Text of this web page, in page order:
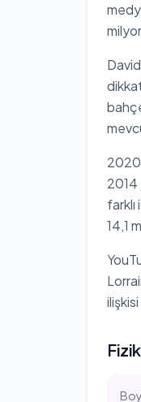
2020
2014
14,1
Boy